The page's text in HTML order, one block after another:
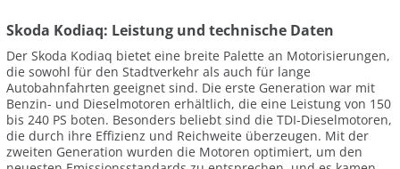
Skoda Kodiaq: Leistung und technische Daten
Der Skoda Kodiaq bietet eine breite Palette an Motorisierungen,
die sowohl für den Stadtverkehr als auch für lange
Autobahnfahrten geeignet sind. Die erste Generation war mit
Benzin- und Dieselmotoren erhältlich, die eine Leistung von 150
bis 240 PS boten. Besonders beliebt sind die TDI-Dieselmotoren,
die durch ihre Effizienz und Reichweite überzeugen. Mit der
zweiten Generation wurden die Motoren optimiert, um den